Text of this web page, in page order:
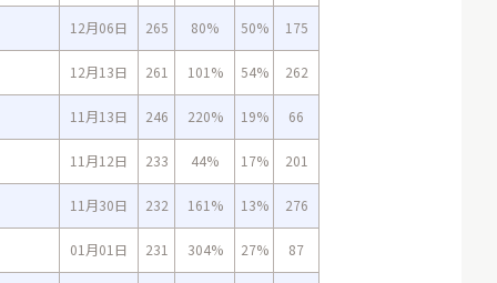
12月06日 265 80% 50% 175
12月13日 261 101% 54% 262
11月13日 246 220% 19% 66
11月12日 233 44% 17% 201
11月30日 232 161% 13% 276
01月01日 231 304% 27% 87